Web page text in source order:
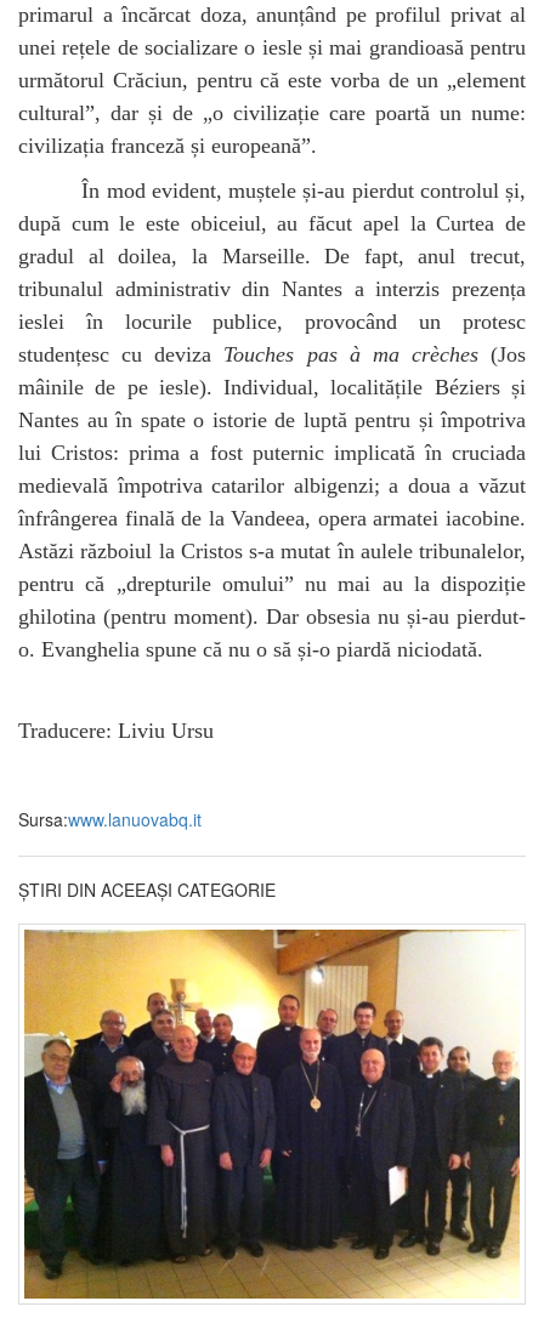
primarul a încărcat doza, anunțând pe profilul privat al
unei rețele de socializare o iesle și mai grandioasă pentru
următorul Crăciun, pentru că este vorba de un „element
cultural”, dar și de „o civilizație care poartă un nume:
civilizația franceză și europeană”.
În mod evident, muștele și-au pierdut controlul și,
după cum le este obiceiul, au făcut apel la Curtea de
gradul al doilea, la Marseille. De fapt, anul trecut,
tribunalul administrativ din Nantes a interzis prezența
ieslei în locurile publice, provocând un protesc
studențesc cu deviza Touches pas àma crèches(Jos
mâinile de pe iesle). Individual, localitățile Béziers și
Nantes au în spate o istorie de luptă pentru și împotriva
lui Cristos: prima a fost puternic implicată în cruciada
medievală împotriva catarilor albigenzi; a doua a văzut
înfrângerea finală de la Vandeea, opera armatei iacobine.
Astăzi războiul la Cristos s-a mutat în aulele tribunalelor,
pentru că „drepturile omului” nu mai au la dispoziție
ghilotina (pentru moment). Dar obsesia nu și-au pierdut-
o. Evanghelia spune că nu o să și-o piardă niciodată.
Traducere: Liviu Ursu
Sursa:www.lanuovabq.it
ȘTIRI DIN ACEEAȘI CATEGORIE